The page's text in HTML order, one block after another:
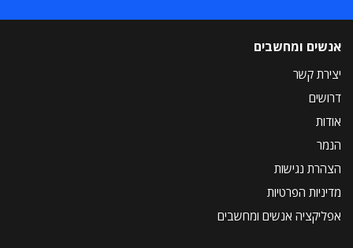
אנשים ומחשבים
יצירת קשר
דרושים
אודות
הנמר
הצהרת נגישות
מדיניות הפרטיות
אפליקציה אנשים ומחשבים